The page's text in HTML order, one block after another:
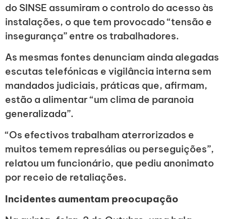
do SINSE assumiram o controlo do acesso às
instalações, o que tem provocado “tensão e
insegurança” entre os trabalhadores.
As mesmas fontes denunciam ainda alegadas
escutas telefónicas e vigilância interna sem
mandados judiciais, práticas que, afirmam,
estão a alimentar “um clima de paranoia
generalizada”.
“Os efectivos trabalham aterrorizados e
muitos temem represálias ou perseguições”,
relatou um funcionário, que pediu anonimato
por receio de retaliações.
Incidentes aumentam preocupação